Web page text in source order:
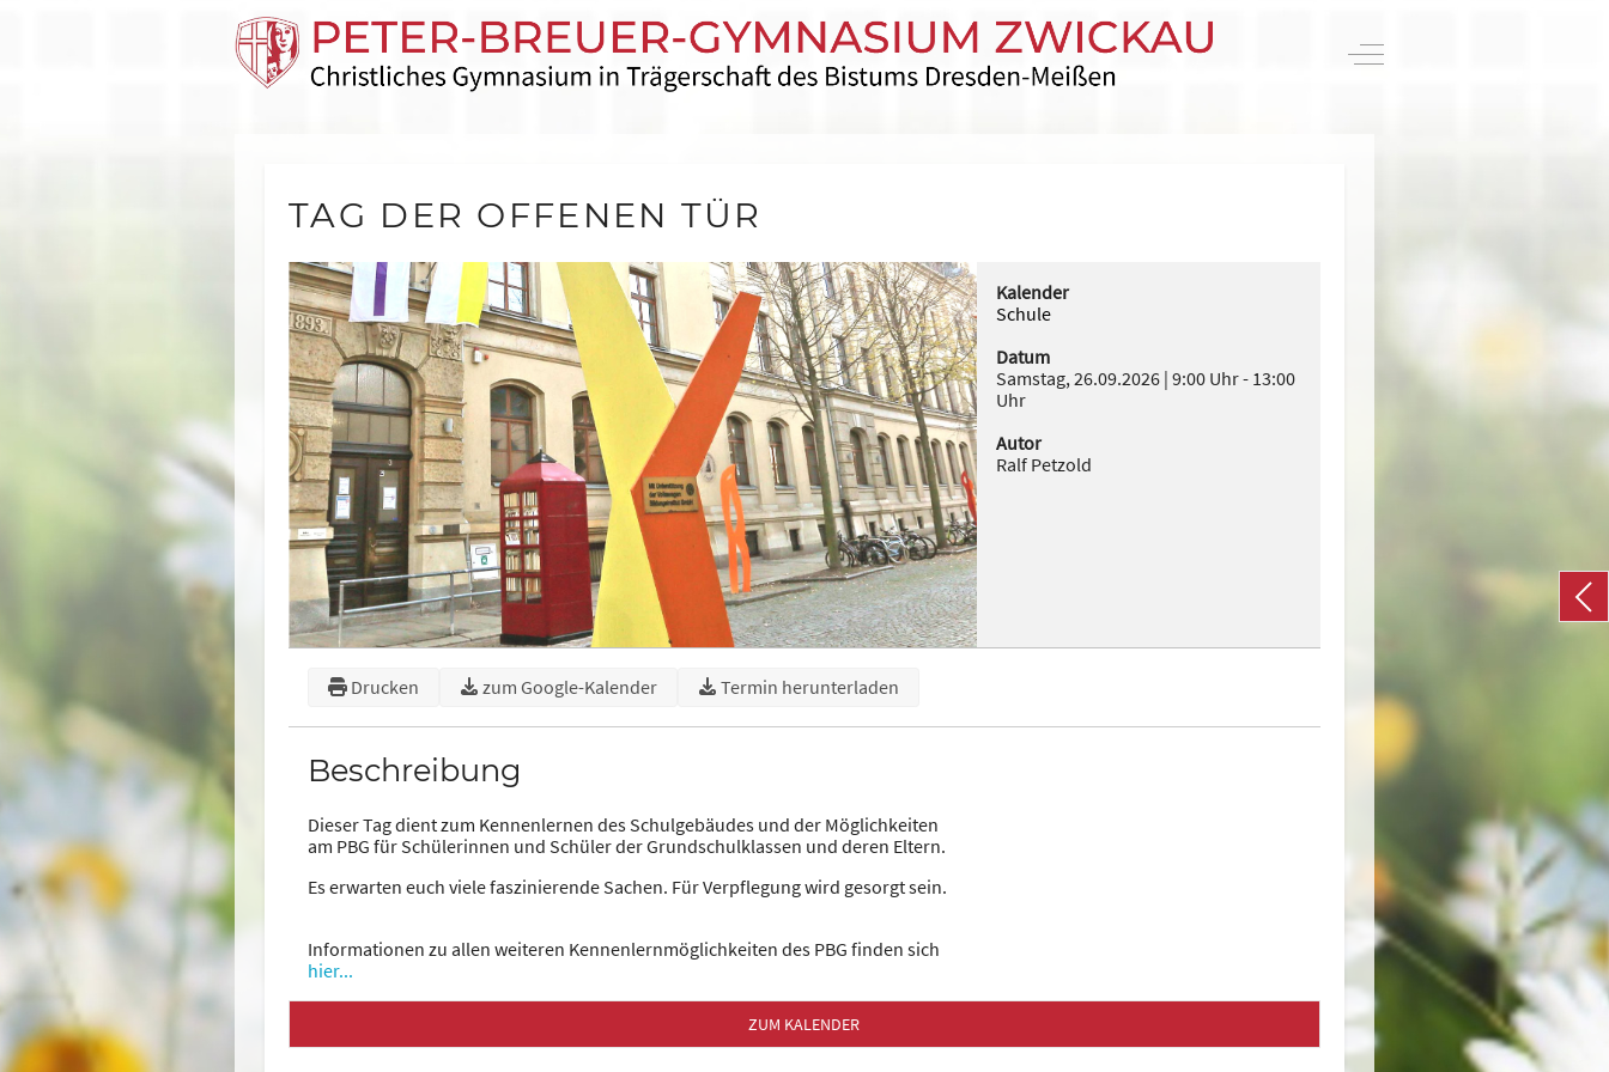
Off-Canvas Toggle
TAG DER OFFENEN TÜR
Kalender
Schule
Datum
Samstag, 26.09.2026 9:00 Uhr- 13:00
Uhr
Autor
Ralf Petzold
Drucken zum Google-Kalender Termin herunterladen
Beschreibung
Dieser Tag dient zum Kennenlernen des Schulgebäudes und der Möglichkeiten
am PBG für Schülerinnen und Schüler der Grundschulklassen und deren Eltern.
Es erwarten euch viele faszinierende Sachen. Für Verpflegung wird gesorgt sein.
Informationen zu allen weiteren Kennenlernmöglichkeiten des PBG finden sich
hier...
ZUM KALENDER